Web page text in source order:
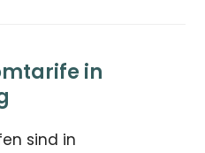
in
sind in